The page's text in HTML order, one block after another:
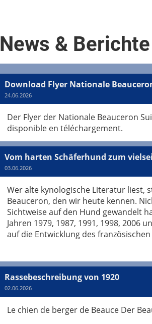
News & Berichte
Download Flyer Nationale
24.06.2026
Der Flyer der Nationale Beauceron
disponible en téléchargement.
Vom harten Schäferhund zum
03.06.2026
Wer alte kynologische Literatur liest,
Beauceron, den wir heute kennen.
Sichtweise auf den Hund gewandelt
Jahren 1979, 1987, 1991, 1998, 2006
auf die Entwicklung des
Rassebeschreibung von 1920
02.06.2026
Le chien de berger de Beauce Der